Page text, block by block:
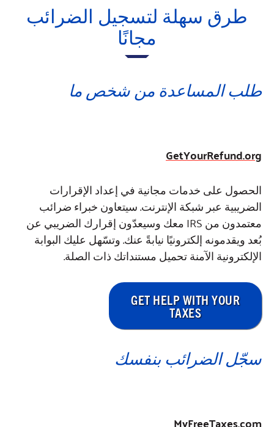
طرق سهلة لتسجيل الضرائب
مجانًا
طلب المساعدة من شخص ما
GetYourRefund.org
الحصول على خدمات مجانية في إعداد الإقرارات
الضريبية عبر شبكة الإنترنت. سيتعاون خبراء ضرائب
معتمدون من IRS معك وسيعدّون إقرارك الضريبي عن
بُعد ويقدمونه إلكترونيًا نيابةً عنك. وتسّهل عليك البوابة
الإلكترونية الآمنة تحميل مستنداتك ذات الصلة.
GET HELP WITH YOUR
TAXES
سجّل الضرائب بنفسك